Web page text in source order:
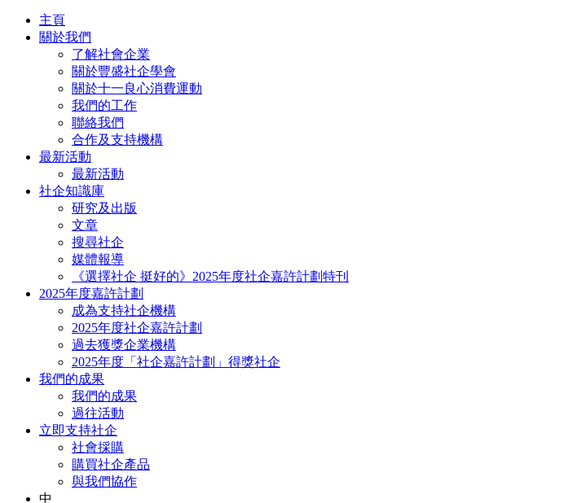
主頁
關於我們
了解社會企業
關於豐盛社企學會
關於十一良心消費運動
我們的工作
聯絡我們
合作及支持機構
最新活動
最新活動
社企知識庫
研究及出版
文章
搜尋社企
媒體報導
《選擇社企 挺好的》2025年度社企嘉許計劃特刊
2025年度嘉許計劃
成為支持社企機構
2025年度社企嘉許計劃
過去獲獎企業機構
2025年度「社企嘉許計劃」得獎社企
我們的成果
我們的成果
過往活動
立即支持社企
社會採購
購買社企產品
與我們協作
中